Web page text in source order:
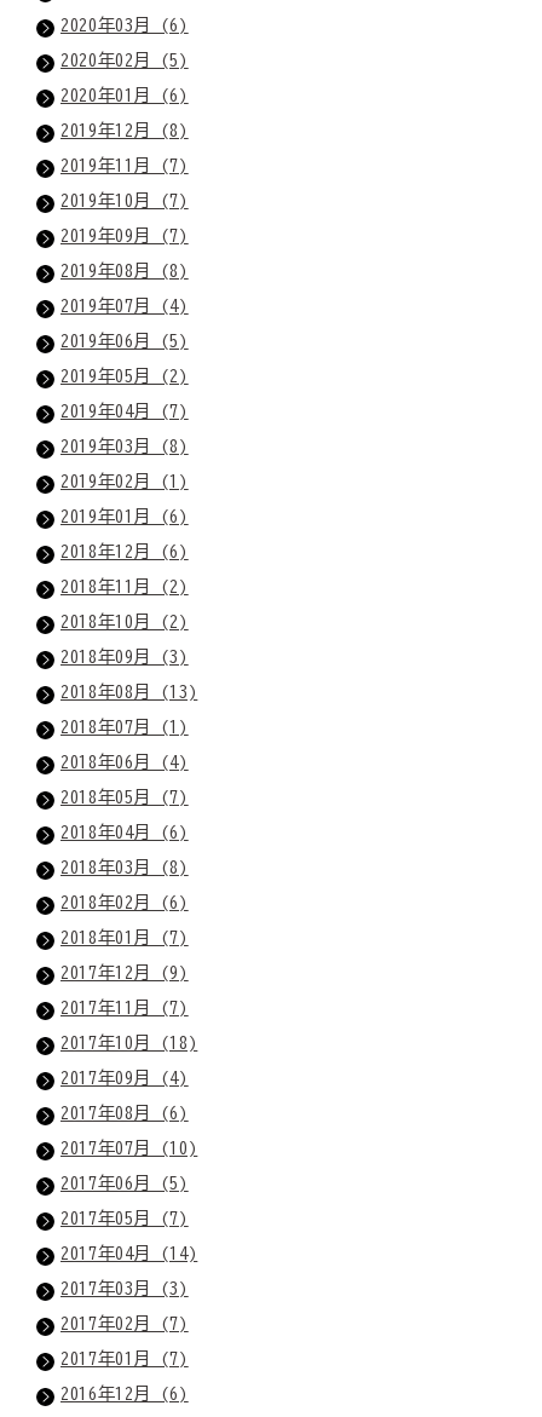
2020年03月 (6)
2020年02月 (5)
2020年01月 (6)
2019年12月 (8)
2019年11月 (7)
2019年10月 (7)
2019年09月 (7)
2019年08月 (8)
2019年07月 (4)
2019年06月 (5)
2019年05月 (2)
2019年04月 (7)
2019年03月 (8)
2019年02月 (1)
2019年01月 (6)
2018年12月 (6)
2018年11月 (2)
2018年10月 (2)
2018年09月 (3)
2018年08月 (13)
2018年07月 (1)
2018年06月 (4)
2018年05月 (7)
2018年04月 (6)
2018年03月 (8)
2018年02月 (6)
2018年01月 (7)
2017年12月 (9)
2017年11月 (7)
2017年10月 (18)
2017年09月 (4)
2017年08月 (6)
2017年07月 (10)
2017年06月 (5)
2017年05月 (7)
2017年04月 (14)
2017年03月 (3)
2017年02月 (7)
2017年01月 (7)
2016年12月 (6)